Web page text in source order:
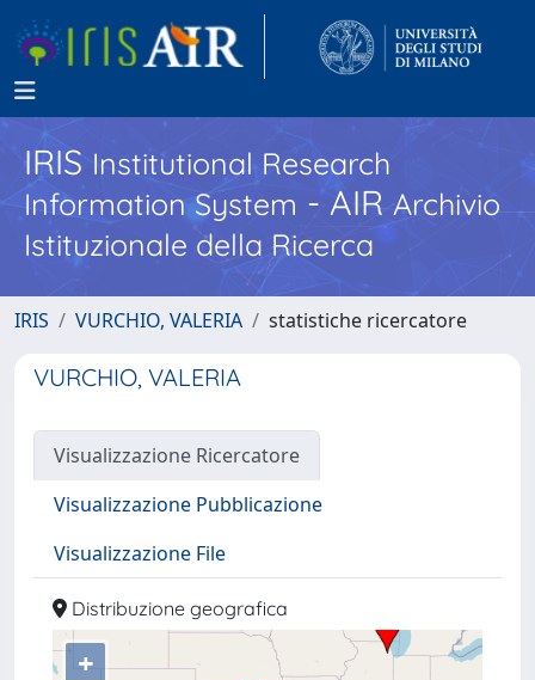
IRISInstitutional Research
Information System - AIR Archivio
Istituzionale della Ricerca
IRIS VURCHIO, VALERIA statistiche ricercatore
VURCHIO, VALERIA
Visualizzazione Ricercatore
Visualizzazione Pubblicazione
Visualizzazione File
Distribuzione geografica
+